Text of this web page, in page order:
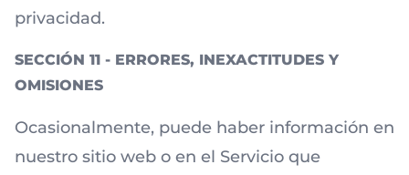
privacidad.
SECCIÓN 11 - ERRORES, INEXACTITUDES Y
OMISIONES
Ocasionalmente, puede haber información en
nuestro sitio web o en el Servicio que